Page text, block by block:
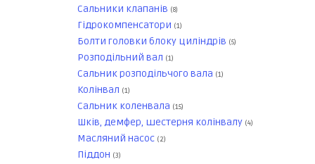
Сальники клапанів (8)
Гідрокомпенсатори (1)
Болти головки блоку циліндрів (5)
Розподільний вал (1)
Сальник розподільчого вала (1)
Колінвал (1)
Сальник коленвала (15)
Шків, демфер, шестерня колінвалу (4)
Масляний насос (2)
Піддон (3)